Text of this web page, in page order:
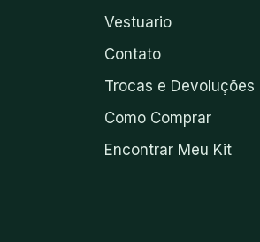
Vestuario
Contato
Trocas e Devoluções
Como Comprar
Encontrar Meu Kit